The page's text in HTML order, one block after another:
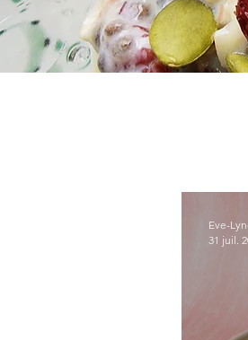
Eve-
31 juil.